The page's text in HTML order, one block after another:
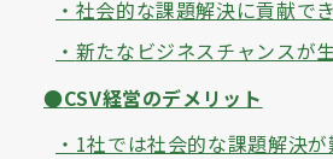
社会的な課題解決に貢献で
新たなビジネスチャンスが
CSV経営のデメリット
1社では社会的な課題解決が